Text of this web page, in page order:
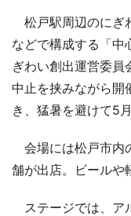
松戸駅周辺のにぎ
などで構成する「中
ぎわい創出運営委員
中止を挟みながら開
き、猛暑を避けて5
会場には松戸市内
舗が出店。ビールや
ステージでは、ア